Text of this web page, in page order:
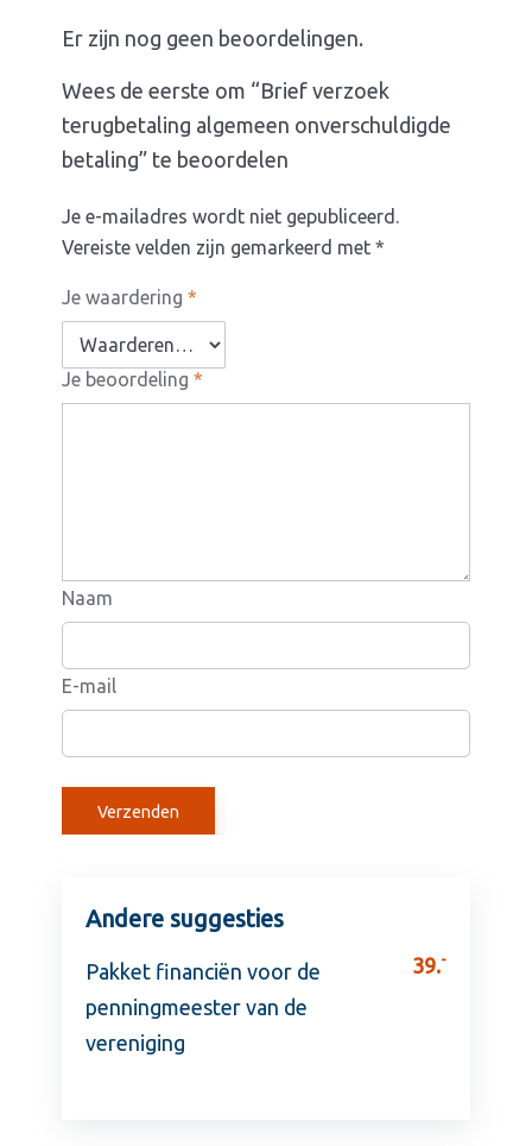
Er zijn nog geen beoordelingen.
Wees de eerste om “Brief verzoek
terugbetaling algemeen onverschuldigde
betaling” te beoordelen
Je e-mailadres wordt niet gepubliceerd.
Vereiste velden zijn gemarkeerd met *
Je waardering *
Je beoordeling *
Naam
E-mail
Andere suggesties
Pakket financiën voor de
penningmeester van de
vereniging
39.-